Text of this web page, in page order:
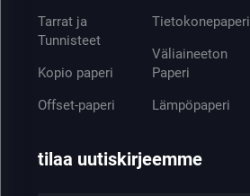
Tarrat ja
Tunnisteet
Kopio paperi
Offset-paperi
Tietokonepaperi
Väliaineeton
Paperi
Lämpöpaperi
tilaa uutiskirjeemme